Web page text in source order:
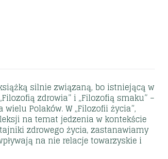
silnie związaną, bo istniejącą w
zdrowia” i „Filozofią smaku” –
Polaków. W „Filozofii życia”,
na temat jedzenia w kontekście
zdrowego życia, zastanawiamy
na nie relacje towarzyskie i